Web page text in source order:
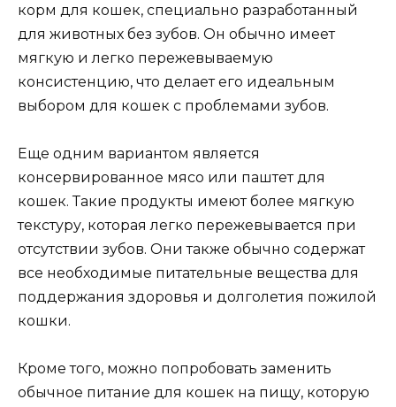
корм для кошек, специально разработанный
для животных без зубов. Он обычно имеет
мягкую и легко пережевываемую
консистенцию, что делает его идеальным
выбором для кошек с проблемами зубов.
Еще одним вариантом является
консервированное мясо или паштет для
кошек. Такие продукты имеют более мягкую
текстуру, которая легко пережевывается при
отсутствии зубов. Они также обычно содержат
все необходимые питательные вещества для
поддержания здоровья и долголетия пожилой
кошки.
Кроме того, можно попробовать заменить
обычное питание для кошек на пищу, которую